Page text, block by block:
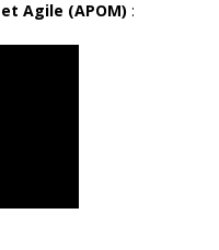
Agile (APOM) :